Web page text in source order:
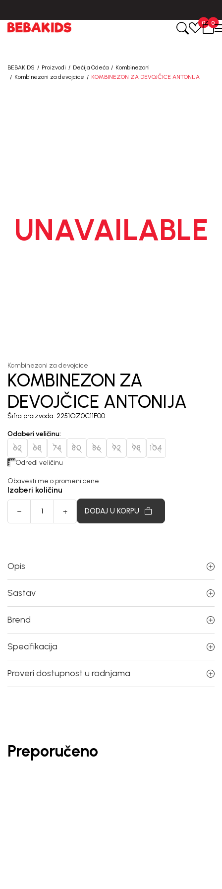
0
0
BEBAKIDS Proizvodi Dečija Odeća
Kombinezoni
Kombinezoni za devojcice
KOMBINEZON ZA DEVOJČICE ANTONIJA
UNAVAILABLE
Kombinezoni za devojcice
KOMBINEZON ZA
DEVOJČICE ANTONIJA
Šifra proizvoda: 2251OZ0C11F00
Odaberi veličinu:
62 68 74 80 86 92 98 104
Odredi veličinu
Obavesti me o promeni cene
Izaberi količinu
DODAJ U KORPU
Opis
Sastav
Brend
Specifikacija
Proveri dostupnost u radnjama
Preporučeno